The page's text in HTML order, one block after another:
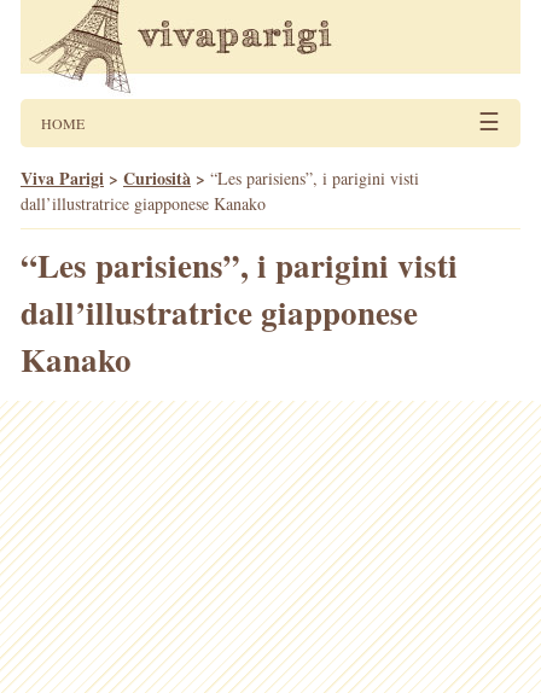
HOME ☰
Viva Parigi > Curiosità > “Les parisiens”, i parigini visti
dall’illustratrice giapponese Kanako
“Les parisiens”, i parigini visti
dall’illustratrice giapponese
Kanako